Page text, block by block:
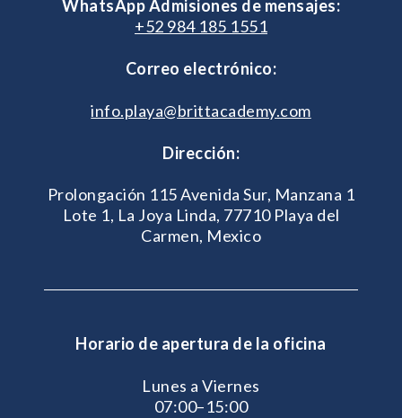
WhatsApp Admisiones de mensajes:
+52 984 185 1551
Correo electrónico:
info.playa@brittacademy.com
Dirección:
Prolongación 115 Avenida Sur, Manzana 1
Lote 1, La Joya Linda, 77710 Playa del
Carmen, Mexico
Horario de apertura de la oficina
Lunes a Viernes
07:00–15:00